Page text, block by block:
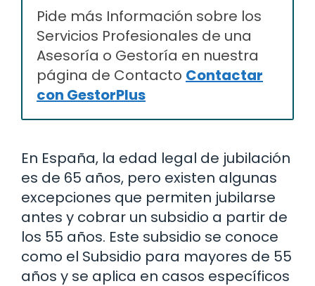
Pide más Información sobre los
Servicios Profesionales de una
Asesoría o Gestoría en nuestra
página de Contacto Contactar
con GestorPlus
En España, la edad legal de jubilación
es de 65 años, pero existen algunas
excepciones que permiten jubilarse
antes y cobrar un subsidio a partir de
los 55 años. Este subsidio se conoce
como el Subsidio para mayores de 55
años y se aplica en casos específicos